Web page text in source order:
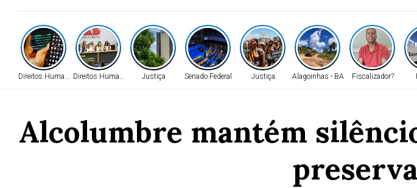
Direitos HumanosDireitos Humanos Justiça Senado Federal Justiça Alagoinhas - BA Fiscalizador?
Alcolumbre mantém